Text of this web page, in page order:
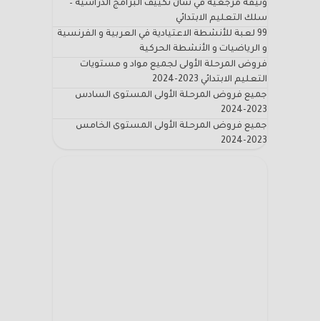
وثيقة مرجعية في شأن تكييف البرامج الدراسية –
سلك التعليم الابتدائي
99 لعبة للأنشطة الاعتيادية في العربية و الفرنسية
و الرياضيات و الأنشطة الحركية
فروض المرحلة الأولى لجميع مواد و مستويات
التعليم الابتدائي 2023-2024
جميع فروض المرحلة الأولى المستوى السادس
2023-2024
جميع فروض المرحلة الأولى المستوى الخامس
2023-2024